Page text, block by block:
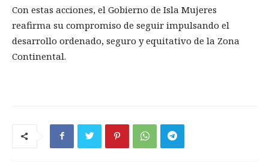
Con estas acciones, el Gobierno de Isla Mujeres
reafirma su compromiso de seguir impulsando el
desarrollo ordenado, seguro y equitativo de la Zona
Continental.